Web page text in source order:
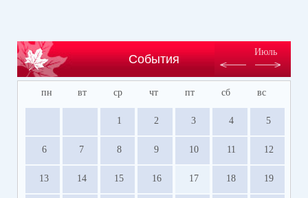
События
Июль
пн вт ср чт пт сб вс
1 2 3 4 5
6 7 8 9 10 11 12
13 14 15 16 17 18 19